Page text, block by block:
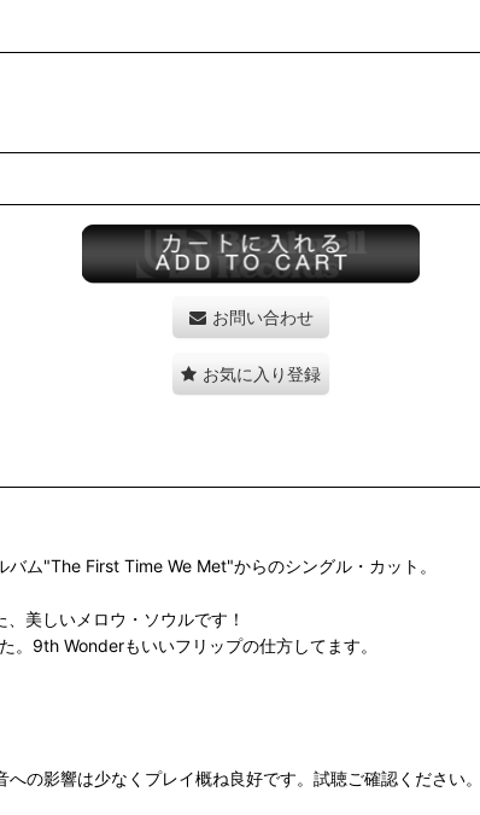
お問い合わせ
お気に入り登録
ム"The First Time We Met"からのシングル・カット。
美しいメロウ・ソウルです！
9th Wonderもいいフリップの仕方してます。
の影響は少なくプレイ概ね良好です。試聴ご確認ください。